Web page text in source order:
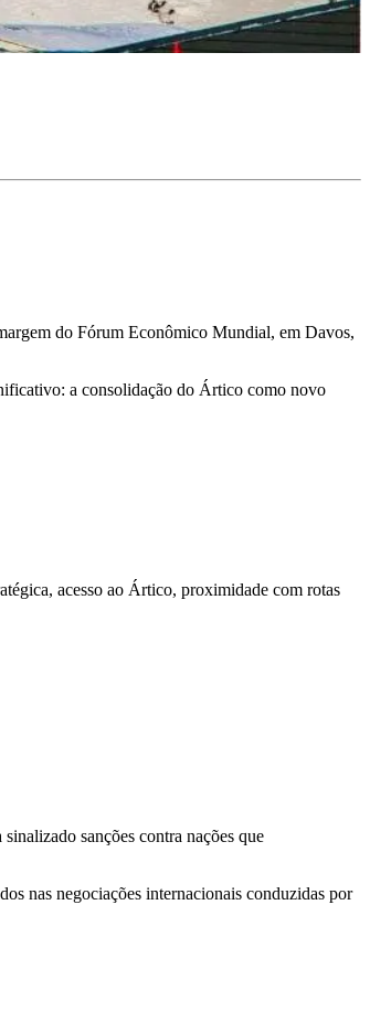
do Fórum Econômico Mundial, em Davos,
a consolidação do Ártico como novo
acesso ao Ártico, proximidade com rotas
sanções contra nações que
nas negociações internacionais conduzidas por